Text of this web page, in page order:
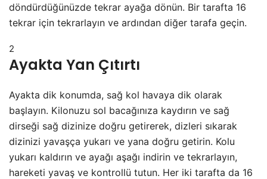
döndürdüğünüzde tekrar ayağa dönün. Bir tarafta 16
tekrar için tekrarlayın ve ardından diğer tarafa geçin.
2
Ayakta Yan Çıtırtı
Ayakta dik konumda, sağ kol havaya dik olarak
başlayın. Kilonuzu sol bacağınıza kaydırın ve sağ
dirseği sağ dizinize doğru getirerek, dizleri sıkarak
dizinizi yavaşça yukarı ve yana doğru getirin. Kolu
yukarı kaldırın ve ayağı aşağı indirin ve tekrarlayın,
hareketi yavaş ve kontrollü tutun. Her iki tarafta da 16